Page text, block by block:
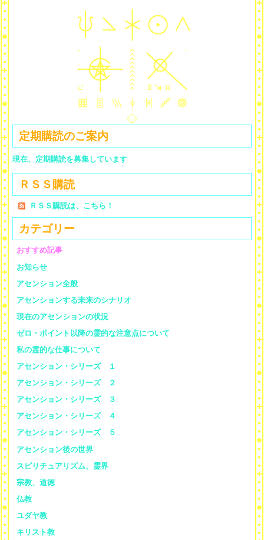
定期購読のご案内
現在、定期購読を募集しています
ＲＳＳ購読
ＲＳＳ購読は、こちら！
カテゴリー
おすすめ記事
お知らせ
アセンション全般
アセンションする未来のシナリオ
現在のアセンションの状況
ゼロ・ポイント以降の霊的な注意点について
私の霊的な仕事について
アセンション・シリーズ １
アセンション・シリーズ ２
アセンション・シリーズ ３
アセンション・シリーズ ４
アセンション・シリーズ ５
アセンション後の世界
スピリチュアリズム、霊界
宗教、道徳
仏教
ユダヤ教
キリスト教